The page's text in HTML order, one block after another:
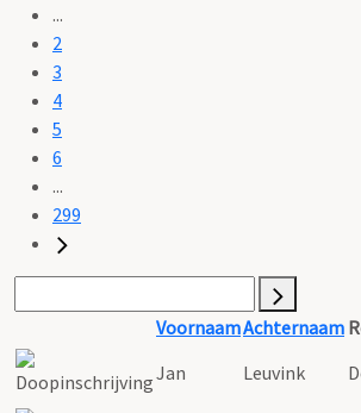
...
2
3
4
5
6
...
299
VoornaamAchternaam
Jan
Leuvink